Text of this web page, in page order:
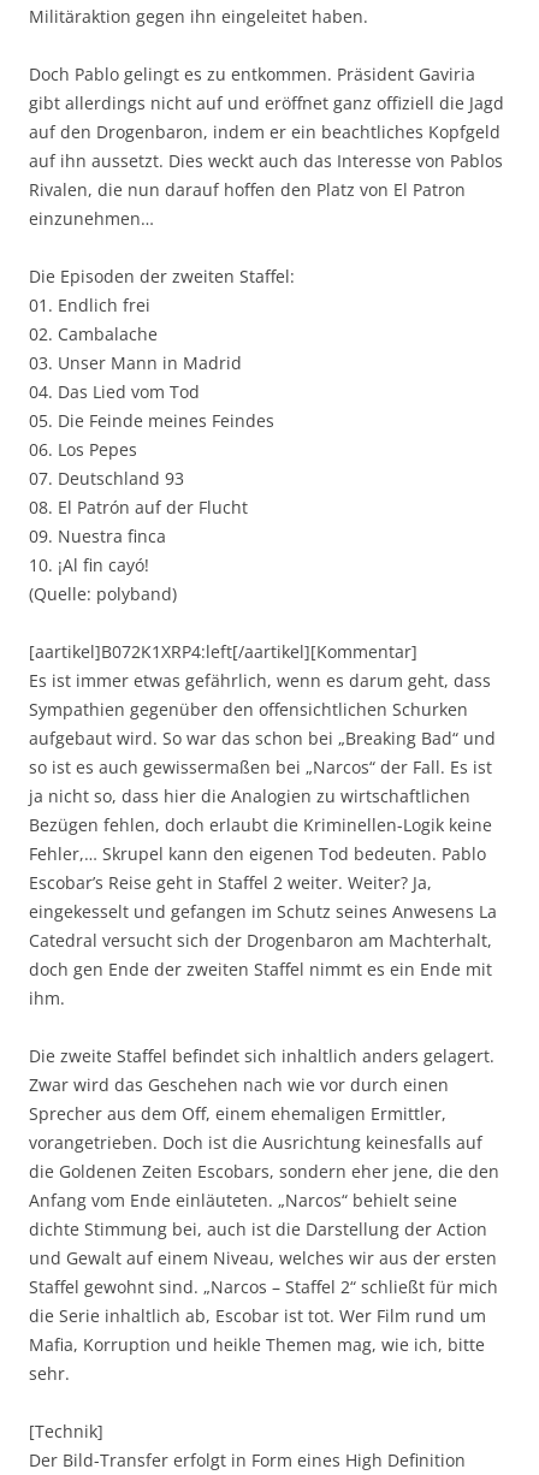
Militäraktion gegen ihn eingeleitet haben.
Doch Pablo gelingt es zu entkommen. Präsident Gaviria
gibt allerdings nicht auf und eröffnet ganz offiziell die Jagd
auf den Drogenbaron, indem er ein beachtliches Kopfgeld
auf ihn aussetzt. Dies weckt auch das Interesse von Pablos
Rivalen, die nun darauf hoffen den Platz von El Patron
einzunehmen…
Die Episoden der zweiten Staffel:
01. Endlich frei
02. Cambalache
03. Unser Mann in Madrid
04. Das Lied vom Tod
05. Die Feinde meines Feindes
06. Los Pepes
07. Deutschland 93
08. El Patrón auf der Flucht
09. Nuestra finca
10. ¡Al fin cayó!
(Quelle: polyband)
[aartikel]B072K1XRP4:left[/aartikel][Kommentar]
Es ist immer etwas gefährlich, wenn es darum geht, dass
Sympathien gegenüber den offensichtlichen Schurken
aufgebaut wird. So war das schon bei „Breaking Bad“ und
so ist es auch gewissermaßen bei „Narcos“ der Fall. Es ist
ja nicht so, dass hier die Analogien zu wirtschaftlichen
Bezügen fehlen, doch erlaubt die Kriminellen-Logik keine
Fehler,… Skrupel kann den eigenen Tod bedeuten. Pablo
Escobar’s Reise geht in Staffel 2 weiter. Weiter? Ja,
eingekesselt und gefangen im Schutz seines Anwesens La
Catedral versucht sich der Drogenbaron am Machterhalt,
doch gen Ende der zweiten Staffel nimmt es ein Ende mit
ihm.
Die zweite Staffel befindet sich inhaltlich anders gelagert.
Zwar wird das Geschehen nach wie vor durch einen
Sprecher aus dem Off, einem ehemaligen Ermittler,
vorangetrieben. Doch ist die Ausrichtung keinesfalls auf
die Goldenen Zeiten Escobars, sondern eher jene, die den
Anfang vom Ende einläuteten. „Narcos“ behielt seine
dichte Stimmung bei, auch ist die Darstellung der Action
und Gewalt auf einem Niveau, welches wir aus der ersten
Staffel gewohnt sind. „Narcos – Staffel 2“ schließt für mich
die Serie inhaltlich ab, Escobar ist tot. Wer Film rund um
Mafia, Korruption und heikle Themen mag, wie ich, bitte
sehr.
[Technik]
Der Bild-Transfer erfolgt in Form eines High Definition